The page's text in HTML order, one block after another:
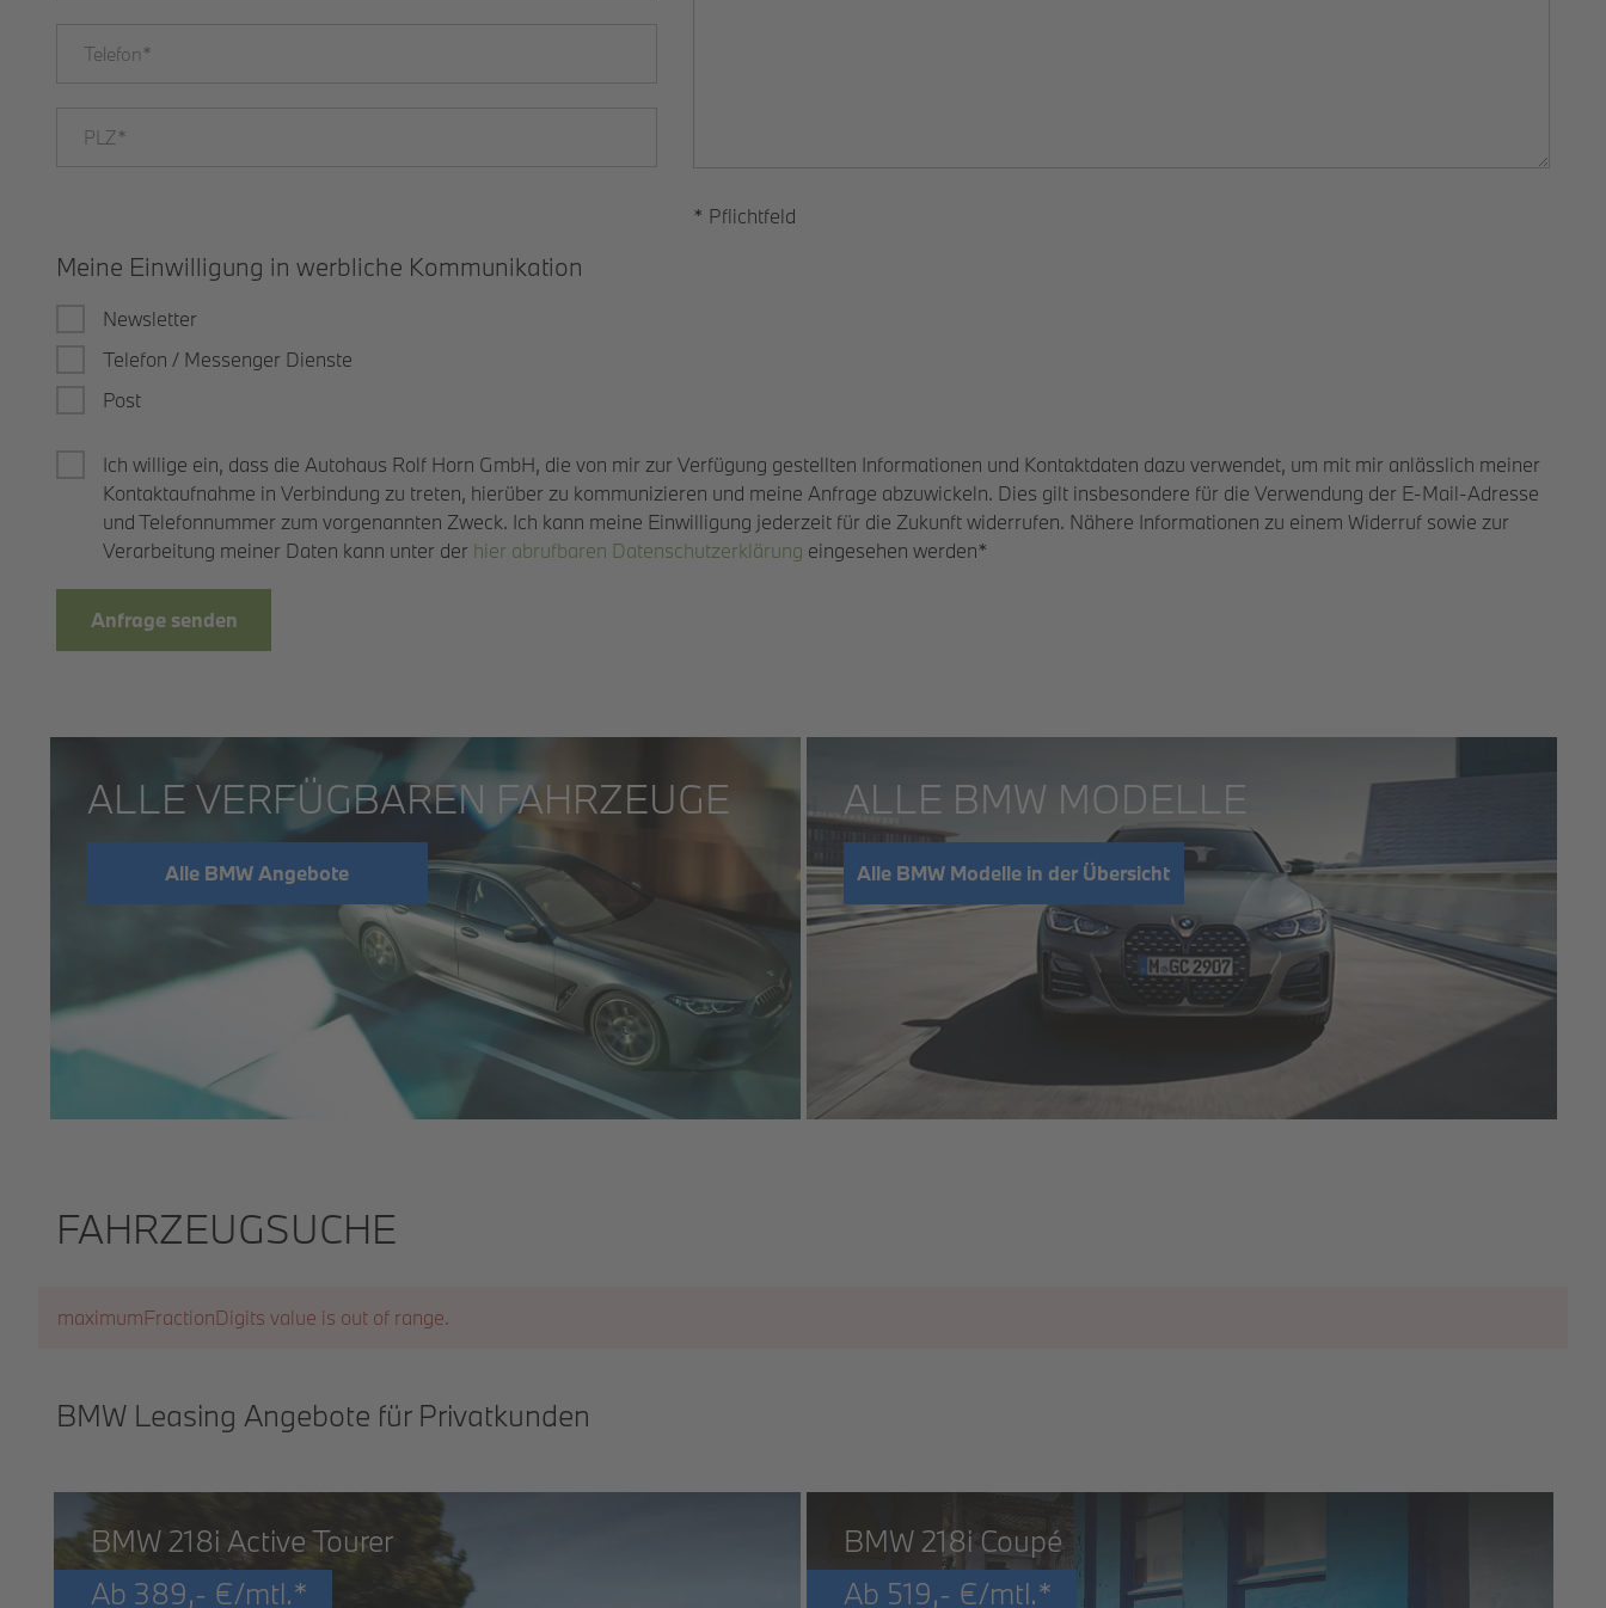
* Pflichtfeld
Meine Einwilligung in werbliche Kommunikation
Newsletter
Telefon / Messenger Dienste
Post
Ich willige ein, dass die Autohaus Rolf Horn GmbH, die von mir zur Verfügung gestellten Informationen und Kontaktdaten dazu verwendet, um mit mir anlässlich meiner
Kontaktaufnahme in Verbindung zu treten, hierüber zu kommunizieren und meine Anfrage abzuwickeln. Dies gilt insbesondere für die Verwendung der E-Mail-Adresse
und Telefonnummer zum vorgenannten Zweck. Ich kann meine Einwilligung jederzeit für die Zukunft widerrufen. Nähere Informationen zu einem Widerruf sowie zur
Verarbeitung meiner Daten kann unter der hier abrufbaren Datenschutzerklärung eingesehen werden*
Anfrage senden
ALLE VERFÜGBAREN FAHRZEUGE
Alle BMW Angebote
ALLE BMW MODELLE
Alle BMW Modelle in der Übersicht
FAHRZEUGSUCHE
maximumFractionDigits value is out of range.
BMW Leasing Angebote für Privatkunden
BMW 218i Active Tourer
Ab 389,- €/mtl.*
BMW 218i Coupé
Ab 519,- €/mtl.*